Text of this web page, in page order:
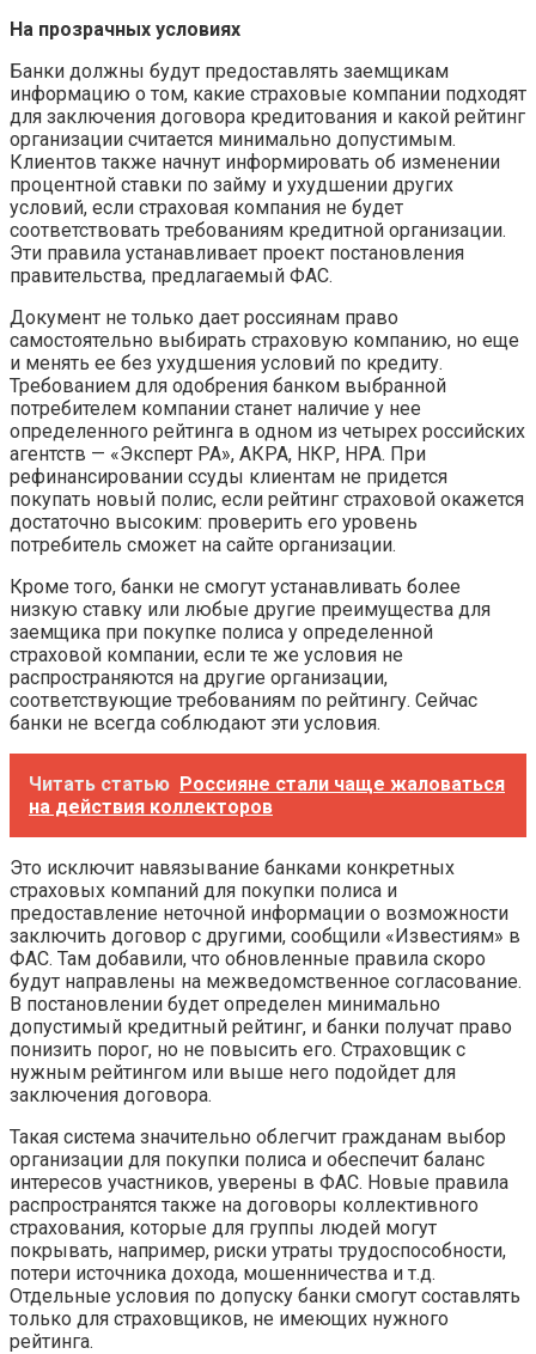
На прозрачных условиях
Банки должны будут предоставлять заемщикам
информацию о том, какие страховые компании подходят
для заключения договора кредитования и какой рейтинг
организации считается минимально допустимым.
Клиентов также начнут информировать об изменении
процентной ставки по займу и ухудшении других
условий, если страховая компания не будет
соответствовать требованиям кредитной организации.
Эти правила устанавливает проект постановления
правительства, предлагаемый ФАС.
Документ не только дает россиянам право
самостоятельно выбирать страховую компанию, но еще
и менять ее без ухудшения условий по кредиту.
Требованием для одобрения банком выбранной
потребителем компании станет наличие у нее
определенного рейтинга в одном из четырех российских
агентств — «Эксперт РА», АКРА, НКР, НРА. При
рефинансировании ссуды клиентам не придется
покупать новый полис, если рейтинг страховой окажется
достаточно высоким: проверить его уровень
потребитель сможет на сайте организации.
Кроме того, банки не смогут устанавливать более
низкую ставку или любые другие преимущества для
заемщика при покупке полиса у определенной
страховой компании, если те же условия не
распространяются на другие организации,
соответствующие требованиям по рейтингу. Сейчас
банки не всегда соблюдают эти условия.
Читать статью Россияне стали чаще жаловаться
на действия коллекторов
Это исключит навязывание банками конкретных
страховых компаний для покупки полиса и
предоставление неточной информации о возможности
заключить договор с другими, сообщили «Известиям» в
ФАС. Там добавили, что обновленные правила скоро
будут направлены на межведомственное согласование.
В постановлении будет определен минимально
допустимый кредитный рейтинг, и банки получат право
понизить порог, но не повысить его. Страховщик с
нужным рейтингом или выше него подойдет для
заключения договора.
Такая система значительно облегчит гражданам выбор
организации для покупки полиса и обеспечит баланс
интересов участников, уверены в ФАС. Новые правила
распространятся также на договоры коллективного
страхования, которые для группы людей могут
покрывать, например, риски утраты трудоспособности,
потери источника дохода, мошенничества и т.д.
Отдельные условия по допуску банки смогут составлять
только для страховщиков, не имеющих нужного
рейтинга.